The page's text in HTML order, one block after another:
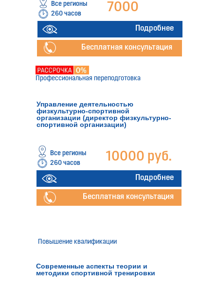
260 часов
7000
Подробнее
Бесплатная консультация
Все регионы
Управление деятельностью
физкультурно-спортивной
организации (директор физкультурно-
спортивной организации)
Профессиональная переподготовка
260 часов 10000 руб.
Все регионы
Подробнее
Бесплатная консультация
Современные аспекты теории и
методики спортивной тренировки
Повышение квалификации